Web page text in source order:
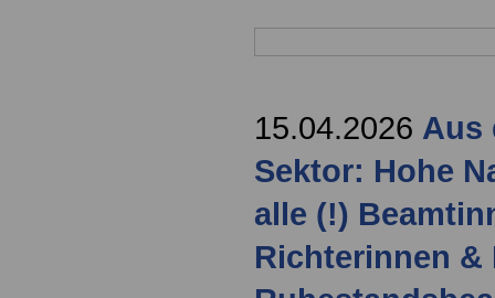
15.04.2026 Aus
Sektor: Hohe
alle (!)
Richterinnen &